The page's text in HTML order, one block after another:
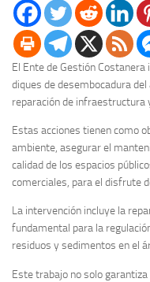
El Ente de Gestión
diques de desembocadura
reparación de infraestructura
Estas acciones tienen como
ambiente, asegurar el
calidad de los espacios
comerciales, para el disfrute
La intervención incluye la
fundamental para la
residuos y sedimentos en el
Este trabajo no solo